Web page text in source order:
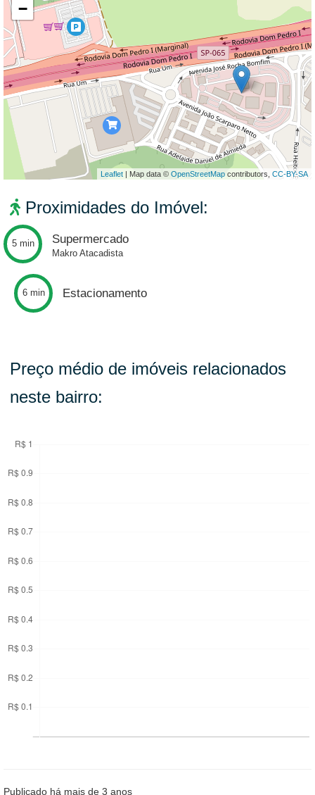
−
Leaflet | Map data © OpenStreetMap contributors, CC-BY-SA
Proximidades do Imóvel:
5 min Supermercado
Makro Atacadista
6 min Estacionamento
Preço médio de imóveis relacionados
neste bairro:
Publicado há mais de 3 anos